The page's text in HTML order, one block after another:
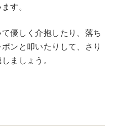
す。
優しく介抱したり、落ち
ンと叩いたりして、さり
ましょう。